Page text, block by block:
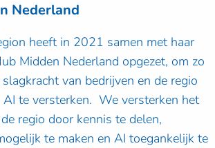
Nederland
heeft in 2021 samen met haar
Midden Nederland opgezet, om zo
van bedrijven en de regio
te versterken. We versterken het
regio door kennis te delen,
te maken en AI toegankelijk te